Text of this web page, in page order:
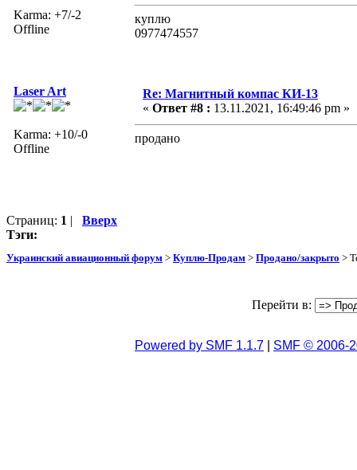
Karma: +7/-2
Offline
куплю
0977474557
Laser Art
Karma: +10/-0
Offline
Re: Магнитный компас КИ-13
« Ответ #8 : 13.11.2021, 16:49:46 pm »
продано
Страниц: 1 | Вверх
Тэги:
Украинский авиационный форум > Куплю-Продам > Продано/закрыто >
Перейти в:
Powered by SMF 1.1.7 SMF © 2006-